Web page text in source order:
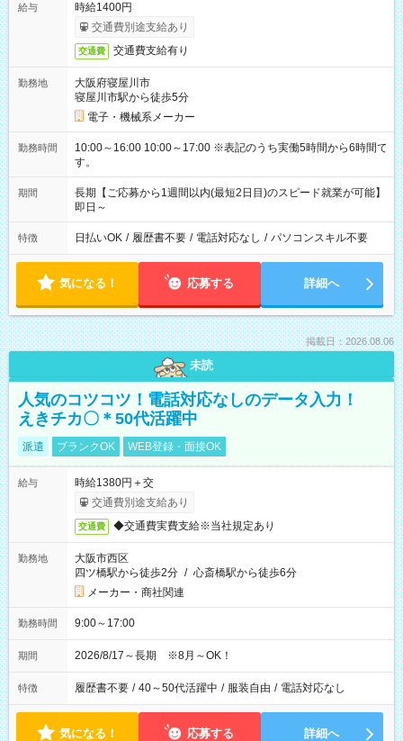
給与
時給1400円
交通費別途支給あり
交通費 交通費支給有り
勤務地
大阪府寝屋川市
寝屋川市駅から徒歩5分
電子・機械系メーカー
勤務時間
10:00～16:00 10:00～17:00 ※表記のうち実働5時間から6時間で
す。
期間
長期【ご応募から1週間以内(最短2日目)のスピード就業が可能】
即日～
特徴 日払いOK / 履歴書不要 / 電話対応なし / パソコンスキル不要
気になる！ 応募する 詳細へ
掲載日：2026.08.06
未読
人気のコツコツ！電話対応なしのデータ入力！
えきチカ〇＊50代活躍中
派遣 ブランクOK WEB登録・面接OK
給与
時給1380円＋交
交通費別途支給あり
交通費 ◆交通費実費支給※当社規定あり
勤務地
大阪市西区
四ツ橋駅から徒歩2分 / 心斎橋駅から徒歩6分
メーカー・商社関連
勤務時間 9:00～17:00
期間 2026/8/17～長期 ※8月～OK！
特徴 履歴書不要 / 40～50代活躍中 / 服装自由 / 電話対応なし
気になる！ 応募する 詳細へ